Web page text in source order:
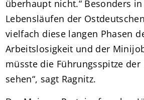
überhaupt nicht.“ Besonders
Lebensläufen der
vielfach diese langen Phasen
Arbeitslosigkeit und der
müsste die Führungsspitze der
sehen“, sagt Ragnitz.